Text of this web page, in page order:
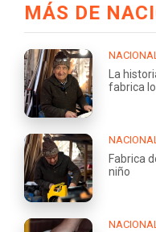
MÁS DE
NACIONAL
La
fabrica
NACIONAL
Fabrica
niño
NACIONAL